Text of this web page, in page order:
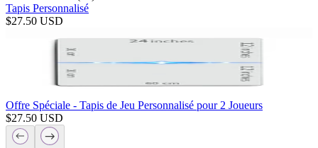
Tapis Personnalisé
$27.50 USD
Offre Spéciale - Tapis de Jeu Personnalisé pour 2 Joueurs
$27.50 USD